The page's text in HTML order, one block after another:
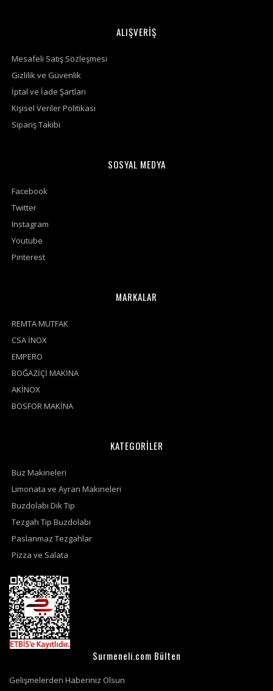
ALIŞVERİŞ
Mesafeli Satış Sözleşmesi
Gizlilik ve Güvenlik
İptal ve İade Şartları
Kişisel Veriler Politikası
Sipariş Takibi
SOSYAL MEDYA
Facebook
Twitter
Instagram
Youtube
Pinterest
MARKALAR
REMTA MUTFAK
CSA İNOX
EMPERO
BOĞAZİÇİ MAKİNA
AKİNOX
BOSFOR MAKİNA
KATEGORİLER
Buz Makineleri
Limonata ve Ayran Makineleri
Buzdolabı Dik Tip
Tezgah Tip Buzdolabı
Paslanmaz Tezgahlar
Pizza ve Salata
Surmeneli.com Bülten
Gelişmelerden Haberiniz Olsun